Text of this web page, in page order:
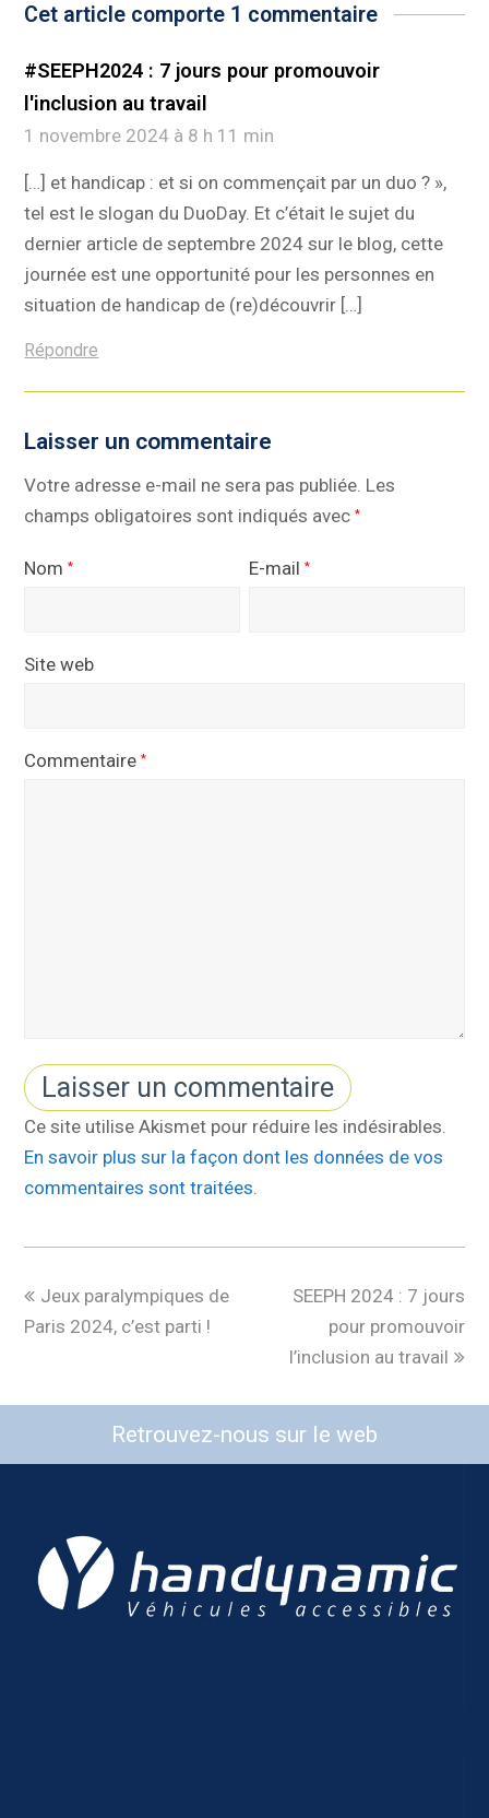
Cet article comporte 1 commentaire
#SEEPH2024 : 7 jours pour promouvoir
l'inclusion au travail
1 novembre 2024 à 8 h 11 min
[…] et handicap : et si on commençait par un duo ? »,
tel est le slogan du DuoDay. Et c’était le sujet du
dernier article de septembre 2024 sur le blog, cette
journée est une opportunité pour les personnes en
situation de handicap de (re)découvrir […]
Répondre
Laisser un commentaire
Votre adresse e-mail ne sera pas publiée. Les
champs obligatoires sont indiqués avec*
Nom* E-mail*
Site web
Commentaire*
Ce site utilise Akismet pour réduire les indésirables.
En savoir plus sur la façon dont les données de vos
commentaires sont traitées
Jeux paralympiques de
Paris 2024, c’est parti !
SEEPH 2024 : 7 jours
pour promouvoir
l’inclusion au travail
Retrouvez-nous sur le web